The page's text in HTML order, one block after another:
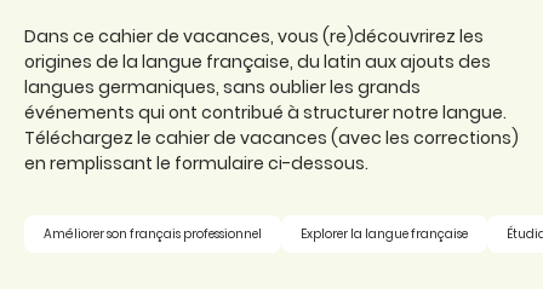
Dans ce cahier de vacances, vous (re)découvrirez les
origines de la langue française, du latin aux ajouts des
langues germaniques, sans oublier les grands
événements qui ont contribué à structurer notre langue.
Téléchargez le cahier de vacances (avec les corrections)
en remplissant le formulaire ci-dessous.
Améliorer son français professionnel Explorer la langue française